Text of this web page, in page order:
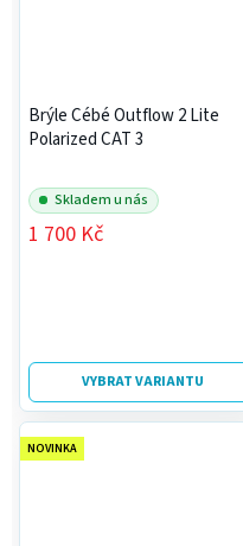
Brýle Cébé Outflow 2 Lite
Polarized CAT 3
Skladem u nás
1 700 Kč
VYBRAT VARIANTU
NOVINKA